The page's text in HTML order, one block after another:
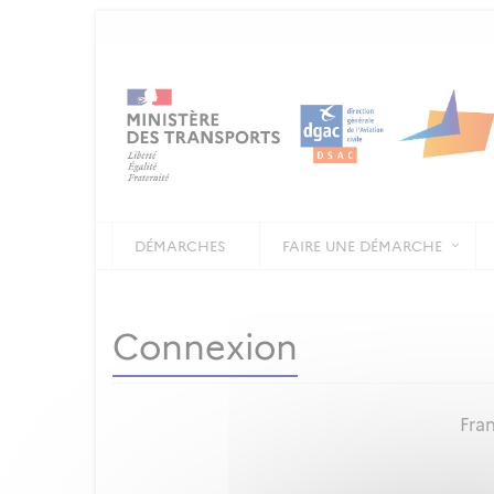
DÉMARCHES FAIRE UNE DÉMARCHE
Connexion